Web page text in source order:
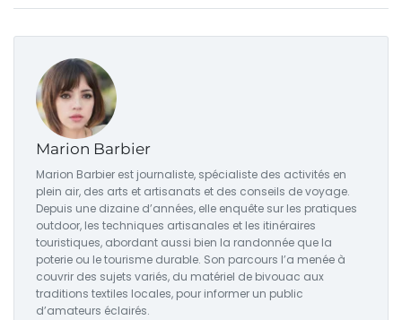
Marion Barbier
Marion Barbier est journaliste, spécialiste des activités en
plein air, des arts et artisanats et des conseils de voyage.
Depuis une dizaine d’années, elle enquête sur les pratiques
outdoor, les techniques artisanales et les itinéraires
touristiques, abordant aussi bien la randonnée que la
poterie ou le tourisme durable. Son parcours l’a menée à
couvrir des sujets variés, du matériel de bivouac aux
traditions textiles locales, pour informer un public
d’amateurs éclairés.